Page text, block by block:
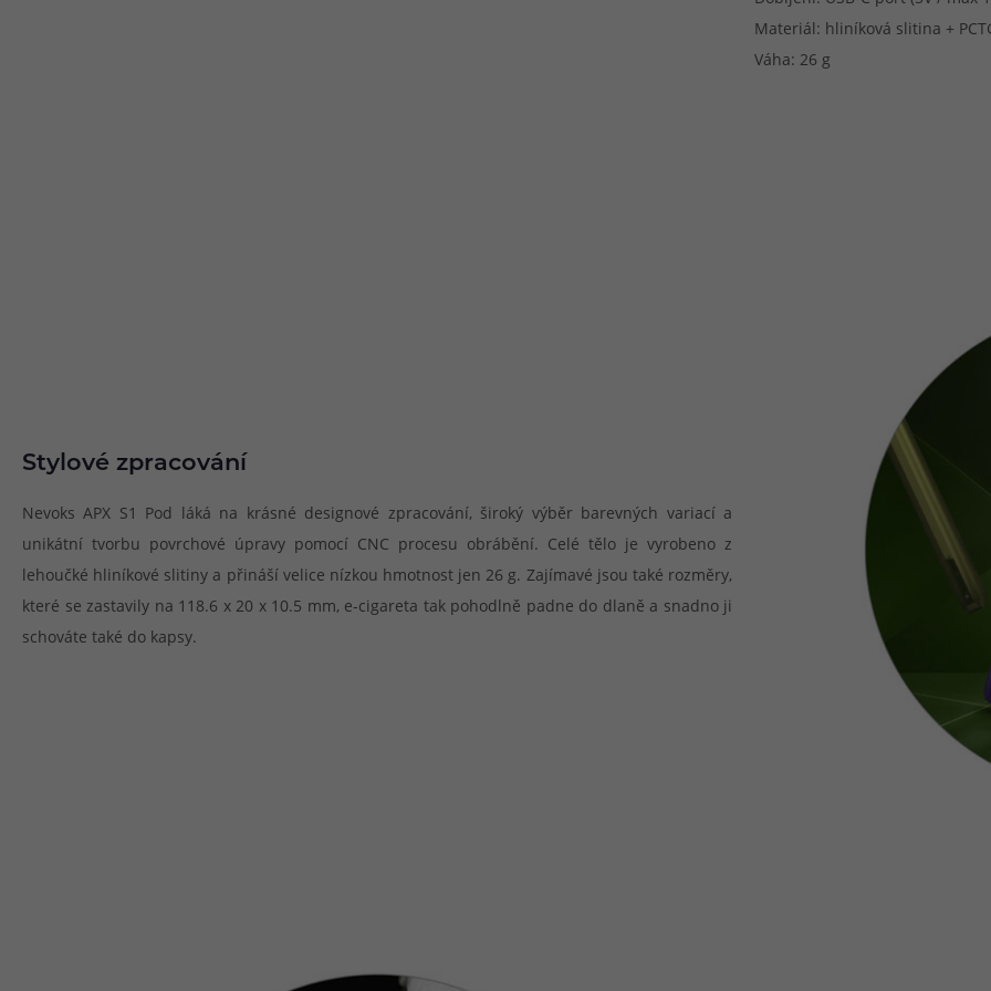
Materiál: hliníková slitina +
Váha: 26 g
Stylové zpracování
Nevoks APX S1 Pod láká na krásné designové zpracování, široký výběr barevných variací a
unikátní tvorbu povrchové úpravy pomocí CNC procesu obrábění. Celé tělo je vyrobeno z
lehoučké hliníkové slitiny a přináší velice nízkou hmotnost jen 26 g. Zajímavé jsou také rozměry,
které se zastavily na 118.6 x 20 x 10.5 mm, e-cigareta tak pohodlně padne do dlaně a snadno ji
schováte také do kapsy.